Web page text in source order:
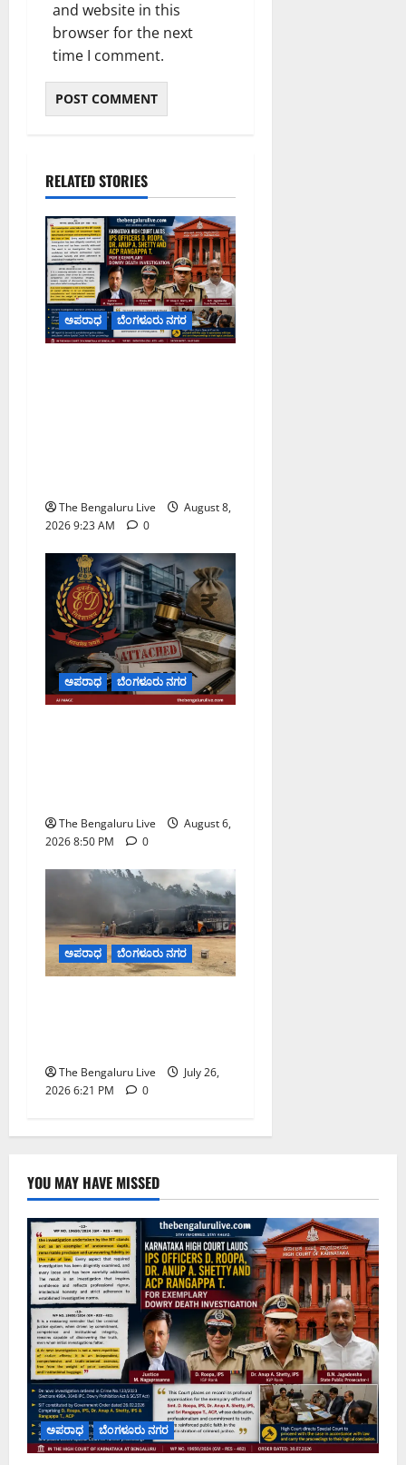
and website in this
browser for the next
time I comment.
RELATED STORIES
ಅಪರಾಧ ಬೆಂಗಳೂರು ನಗರ
The Bengaluru Live
August 8,
2026 9:23 AM
0
ಅಪರಾಧ ಬೆಂಗಳೂರು ನಗರ
The Bengaluru Live
August 6,
2026 8:50 PM
0
ಅಪರಾಧ ಬೆಂಗಳೂರು ನಗರ
The Bengaluru Live
July 26,
2026 6:21 PM
0
YOU MAY HAVE MISSED
ಅಪರಾಧ ಬೆಂಗಳೂರು ನಗರ